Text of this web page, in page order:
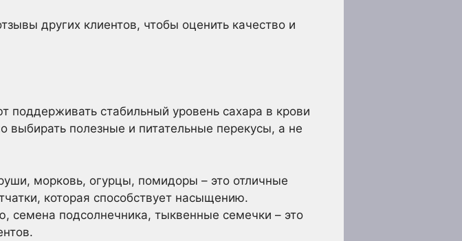
других клиентов, чтобы оценить качество и
стабильный уровень сахара в крови
полезные и питательные перекусы, а не
морковь, огурцы, помидоры – это отличные
которая способствует насыщению.
семена подсолнечника, тыквенные семечки – это